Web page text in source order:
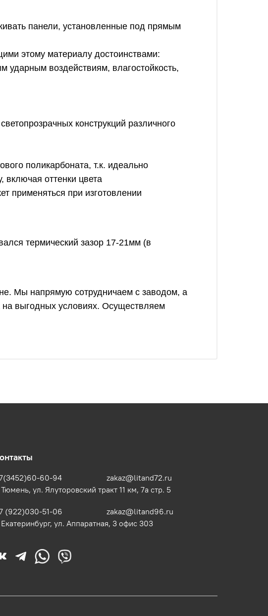
панели, установленные под прямым
этому материалу достоинствами:
ударным воздействиям, влагостойкость,
конструкций различного
поликарбоната, т.к. идеально
включая оттенки цвета
применяться при изготовлении
термический зазор 17-21мм (в
Мы напрямую сотрудничаем с заводом, а
на выгодных условиях. Осуществляем
60-94
zakaz@litand72.ru
Тюмень, ул. Ялуторовский тракт 11 км, 7а стр. 5
(922)030-51-06
zakaz@litand96.ru
Екатеринбург, ул. Аппаратная, 3​ офис 303